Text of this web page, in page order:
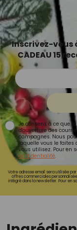
Inscrivez-vous
CADEAU 15
Je consens à ce que
d'ouverture des
campagnes. Nous
laquelle vous le
vous utilisez. Pour en
confidentialité.
Votre adresse email sera utilisée
offres commerciales
intégré dans la newsletter. Pour en